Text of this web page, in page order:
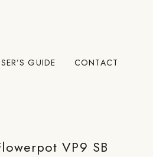
GUIDE CONTACT
VP9 SB